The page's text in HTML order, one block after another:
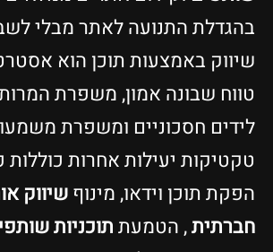
בהגדלת התנועה לאתר מבלי
שיווק באמצעות תוכן הוא
טווח שבונה אמון, משפרת
טקטיקות יעילות אחרות כוללות
הפקת תוכן וידאו, מינוףשיווק
חברתית, הטמעתתוכניות